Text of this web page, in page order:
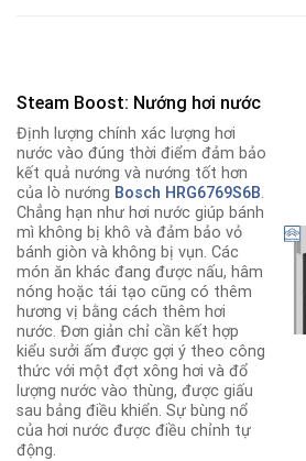
Steam Boost: Nướng hơi nước
Định lượng chính xác lượng hơi
nước vào đúng thời điểm đảm bảo
kết quả nướng và nướng tốt hơn
của lò nướng Bosch HRG6769S6B.
Chẳng hạn như hơi nước giúp bánh
mì không bị khô và đảm bảo vỏ
bánh giòn và không bị vụn. Các
món ăn khác đang được nấu, hâm
nóng hoặc tái tạo cũng có thêm
hương vị bằng cách thêm hơi
nước. Đơn giản chỉ cần kết hợp
kiểu sưởi ấm được gợi ý theo công
thức với một đợt xông hơi và đổ
lượng nước vào thùng, được giấu
sau bảng điều khiển. Sự bùng nổ
của hơi nước được điều chỉnh tự
động.